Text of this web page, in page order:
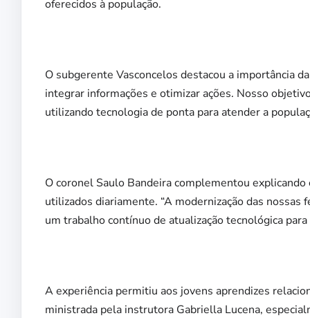
oferecidos à população.
O subgerente Vasconcelos destacou a importância
integrar informações e otimizar ações. Nosso
utilizando tecnologia de ponta para atender a
O coronel Saulo Bandeira complementou
utilizados diariamente. “A modernização das
um trabalho contínuo de atualização tecnológica
A experiência permitiu aos jovens aprendizes
ministrada pela instrutora Gabriella Lucena,